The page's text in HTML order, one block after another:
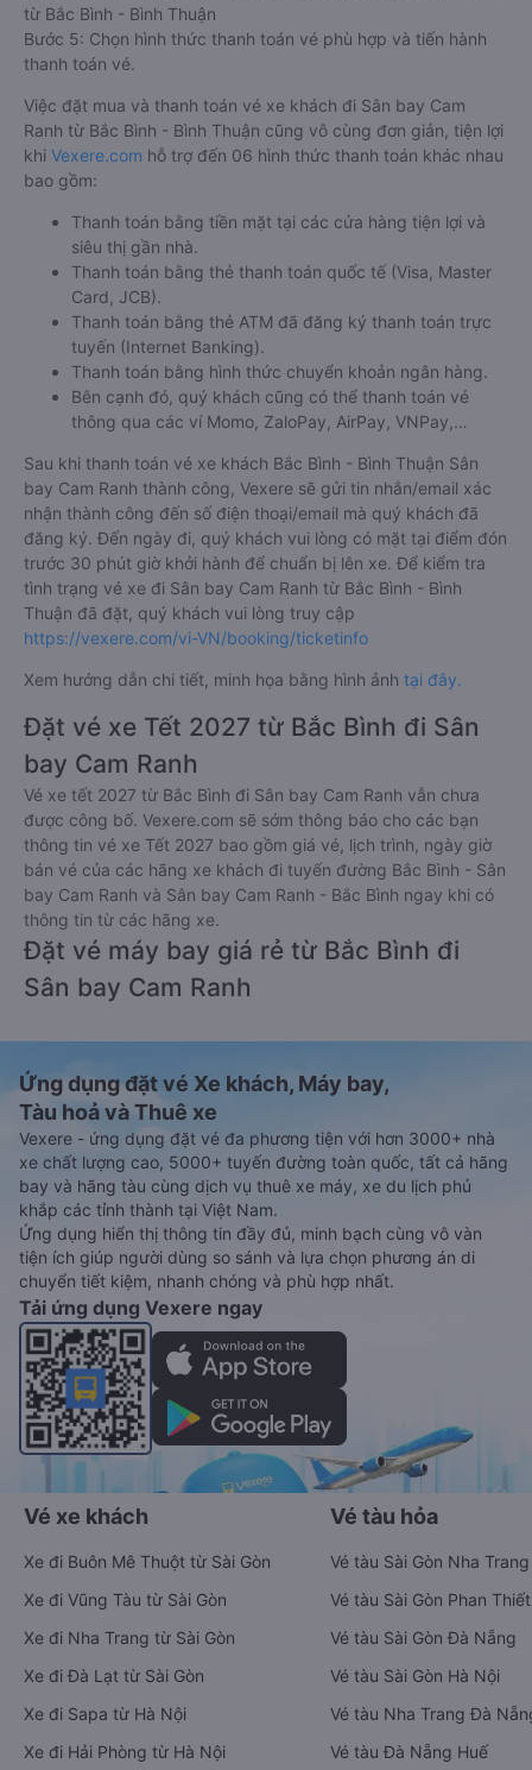
từ Bắc Bình - Bình Thuận
Bước 5: Chọn hình thức thanh toán vé phù hợp và tiến hành
thanh toán vé.
Việc đặt mua và thanh toán vé xe khách đi Sân bay Cam
Ranh từ Bắc Bình - Bình Thuận cũng vô cùng đơn giản, tiện lợi
khi Vexere.com hỗ trợ đến 06 hình thức thanh toán khác nhau
bao gồm:
Thanh toán bằng tiền mặt tại các cửa hàng tiện lợi và
siêu thị gần nhà.
Thanh toán bằng thẻ thanh toán quốc tế (Visa, Master
Card, JCB).
Thanh toán bằng thẻ ATM đã đăng ký thanh toán trực
tuyến (Internet Banking).
Thanh toán bằng hình thức chuyển khoản ngân hàng.
Bên cạnh đó, quý khách cũng có thể thanh toán vé
thông qua các ví Momo, ZaloPay, AirPay, VNPay,…
Sau khi thanh toán vé xe khách Bắc Bình - Bình Thuận Sân
bay Cam Ranh thành công, Vexere sẽ gửi tin nhắn/email xác
nhận thành công đến số điện thoại/email mà quý khách đã
đăng ký. Đến ngày đi, quý khách vui lòng có mặt tại điểm đón
trước 30 phút giờ khởi hành để chuẩn bị lên xe. Để kiểm tra
tình trạng vé xe đi Sân bay Cam Ranh từ Bắc Bình - Bình
Thuận đã đặt, quý khách vui lòng truy cập
https://vexere.com/vi-VN/booking/ticketinfo
Xem hướng dẫn chi tiết, minh họa bằng hình ảnh tại đây.
Đặt vé xe Tết 2027 từ Bắc Bình đi Sân
bay Cam Ranh
Vé xe tết 2027 từ Bắc Bình đi Sân bay Cam Ranh vẫn chưa
được công bố. Vexere.com sẽ sớm thông báo cho các bạn
thông tin vé xe Tết 2027 bao gồm giá vé, lịch trình, ngày giờ
bán vé của các hãng xe khách đi tuyến đường Bắc Bình - Sân
bay Cam Ranh và Sân bay Cam Ranh - Bắc Bình ngay khi có
thông tin từ các hãng xe.
Đặt vé máy bay giá rẻ từ Bắc Bình đi
Sân bay Cam Ranh
Ứng dụng đặt vé Xe khách, Máy bay,
Tàu hoả và Thuê xe
Vexere - ứng dụng đặt vé đa phương tiện với hơn 3000+ nhà
xe chất lượng cao, 5000+ tuyến đường toàn quốc, tất cả hãng
bay và hãng tàu cùng dịch vụ thuê xe máy, xe du lịch phủ
khắp các tỉnh thành tại Việt Nam.
Ứng dụng hiển thị thông tin đầy đủ, minh bạch cùng vô vàn
tiện ích giúp người dùng so sánh và lựa chọn phương án di
chuyển tiết kiệm, nhanh chóng và phù hợp nhất.
Tải ứng dụng Vexere ngay
Vé xe khách
Xe đi Buôn Mê Thuột từ Sài Gòn
Xe đi Vũng Tàu từ Sài Gòn
Xe đi Nha Trang từ Sài Gòn
Xe đi Đà Lạt từ Sài Gòn
Xe đi Sapa từ Hà Nội
Xe đi Hải Phòng từ Hà Nội
Vé tàu hỏa
Vé tàu Sài Gòn Nha Trang
Vé tàu Sài Gòn Phan Thiết
Vé tàu Sài Gòn Đà Nẵng
Vé tàu Sài Gòn Hà Nội
Vé tàu Nha Trang Đà
Vé tàu Đà Nẵng Huế